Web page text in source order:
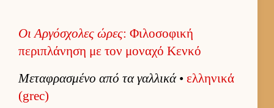
Οι Αρ­γόσχολες ώρες: Φιλοσοφική
περιπλάνηση με τον μοναχό Κενκό
Μεταφρασμένο από τα γαλ­λικά• ελ­ληνικά
(grec)